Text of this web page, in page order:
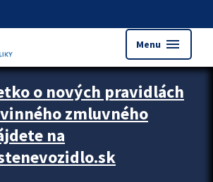
Menu menu
upútavok
o nových pravidlách
zmluvného
na